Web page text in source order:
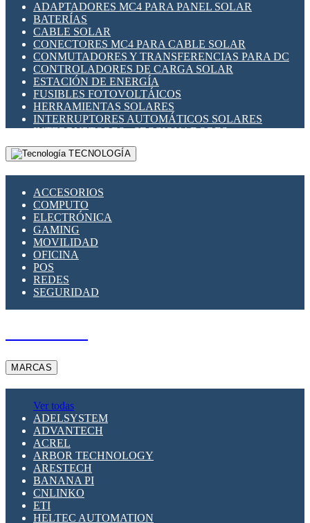
ADAPTADORES MC4 PARA PANEL SOLAR
BATERÍAS
CABLE SOLAR
CONECTORES MC4 PARA CABLE SOLAR
CONMUTADORES Y TRANSFERENCIAS PARA DC
CONTROLADORES DE CARGA SOLAR
ESTACIÓN DE ENERGÍA
FUSIBLES FOTOVOLTÁICOS
HERRAMIENTAS SOLARES
INTERRUPTORES AUTOMÁTICOS SOLARES
INTERRUPTORES - SECCIONADORES
FOTOVOLTÁICOS
MONTAJE PANEL SOLAR
SUPRESOR DE TRANSIENTES SPDS PARA
APLICACIONES FOTOVOLTAICAS
TECNOLOGÍA
ACCESORIOS
COMPUTO
ELECTRÓNICA
GAMING
MOVILIDAD
OFICINA
POS
REDES
SEGURIDAD
MARCAS
Ver todas
ADELSYSTEM
ADVANTECH
ACREL
ARBOR TECHNOLOGY
ARESTECH
BANANA PI
CNLINKO
ETI
HELTEC AUTOMATION